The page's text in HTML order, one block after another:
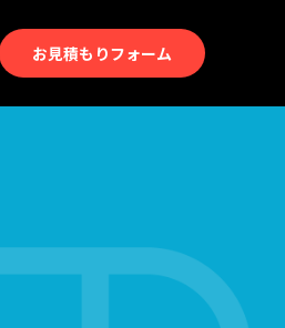
お見積もりフォーム